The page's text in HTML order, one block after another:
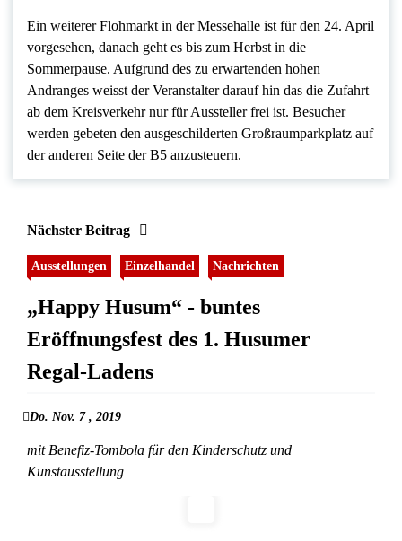
Ein weiterer Flohmarkt in der Messehalle ist für den 24. April
vorgesehen, danach geht es bis zum Herbst in die
Sommerpause. Aufgrund des zu erwartenden hohen
Andranges weisst der Veranstalter darauf hin das die Zufahrt
ab dem Kreisverkehr nur für Aussteller frei ist. Besucher
werden gebeten den ausgeschilderten Großraumparkplatz auf
der anderen Seite der B5 anzusteuern.
Nächster Beitrag
Ausstellungen Einzelhandel Nachrichten
„Happy Husum“ - buntes
Eröffnungsfest des 1. Husumer
Regal-Ladens
Do. Nov. 7 , 2019
mit Benefiz-Tombola für den Kinderschutz und
Kunstausstellung